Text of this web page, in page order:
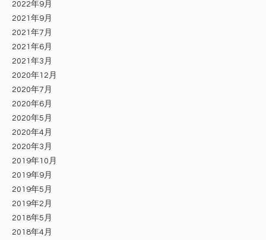
2022年9月
2021年9月
2021年7月
2021年6月
2021年3月
2020年12月
2020年7月
2020年6月
2020年5月
2020年4月
2020年3月
2019年10月
2019年9月
2019年5月
2019年2月
2018年5月
2018年4月